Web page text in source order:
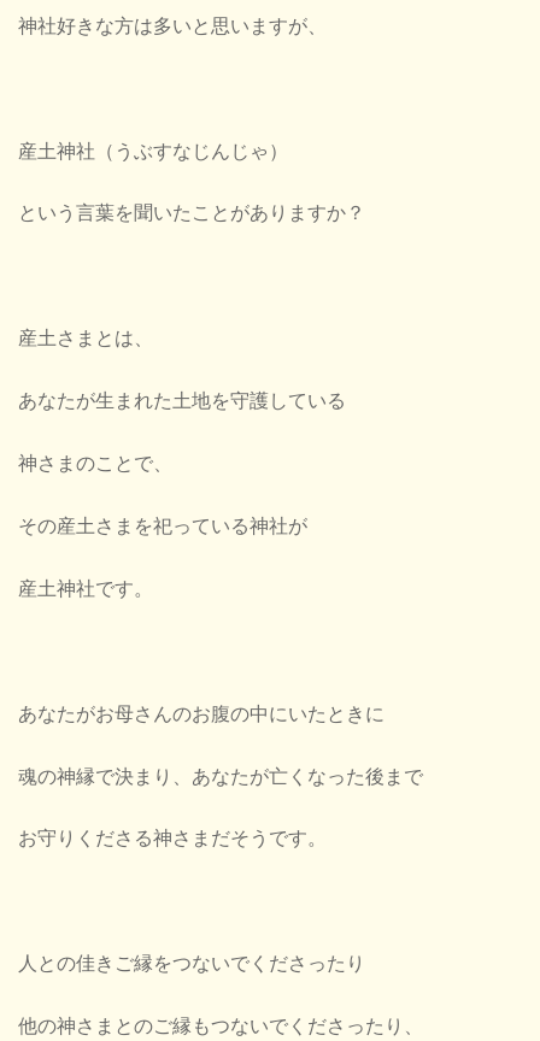
神社好きな方は多いと思いますが、
産土神社（うぶすなじんじゃ）
という言葉を聞いたことがありますか？
産土さまとは、
あなたが生まれた土地を守護している
神さまのことで、
その産土さまを祀っている神社が
産土神社です。
あなたがお母さんのお腹の中にいたときに
魂の神縁で決まり、あなたが亡くなった後まで
お守りくださる神さまだそうです。
人との佳きご縁をつないでくださったり
他の神さまとのご縁もつないでくださったり、